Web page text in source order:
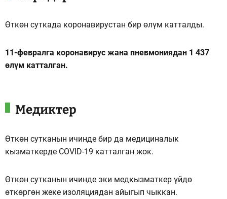
Өткөн суткада коронавирустан бир өлүм катталды.
11-февралга коронавирус жана пневмониядан 1 437
өлүм катталган.
Медиктер
Өткөн сутканын ичинде бир да медициналык
кызматкерде COVID-19 катталган жок.
Өткөн сутканын ичинде эки медкызматкер үйдө
өткөргөн жеке изоляциядан айыгып чыккан.